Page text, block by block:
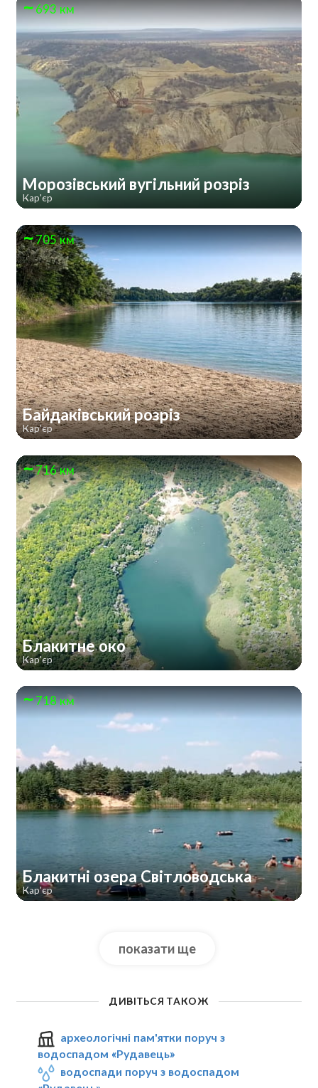
693 км
Морозівський вугільний розріз
Кар'єр
705 км
Байдаківський розріз
Кар'єр
716 км
Блакитне око
Кар'єр
718 км
Блакитні озера Світловодська
Кар'єр
показати ще
ДИВІТЬСЯ ТАКОЖ
археологічні пам'ятки поруч з
водоспадом «Рудавець»
водоспади поруч з водоспадом